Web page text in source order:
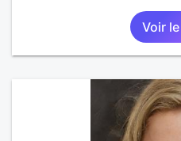
amis. Bénévolat auprès
cinéma indépendant... Se
échanger avec une
vie de partage, de
dehors des sentiers
m'engage à répondre à
Voir